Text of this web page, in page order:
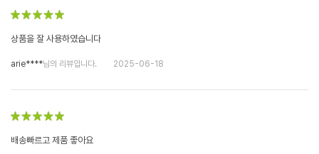
상품을 잘 사용하였습니다
arie****님의 리뷰입니다. 2025-06-18
배송빠르고 제품 좋아요